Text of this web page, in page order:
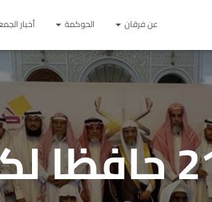
عن فرقان الحوكمة أخبار
فرقان تكرم 21